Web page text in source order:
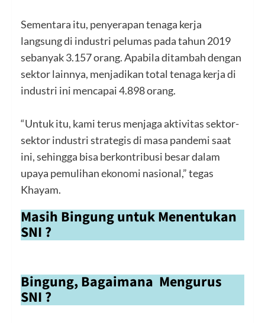
Sementara itu, penyerapan tenaga kerja
langsung di industri pelumas pada tahun 2019
sebanyak 3.157 orang. Apabila ditambah dengan
sektor lainnya, menjadikan total tenaga kerja di
industri ini mencapai 4.898 orang.
“Untuk itu, kami terus menjaga aktivitas sektor-
sektor industri strategis di masa pandemi saat
ini, sehingga bisa berkontribusi besar dalam
upaya pemulihanekonomi nasional,” tegas
Khayam.
Masih Bingung untuk Menentukan
SNI ?
Bingung, Bagaimana Mengurus
SNI ?